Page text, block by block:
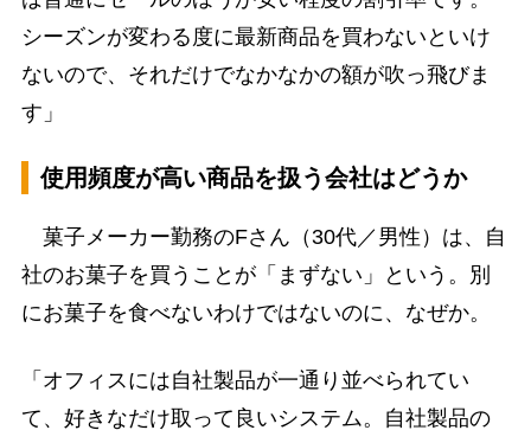
シーズンが変わる度に最新商品を買わないといけ
ないので、それだけでなかなかの額が吹っ飛びま
す」
使用頻度が高い商品を扱う会社はどうか
菓子メーカー勤務のFさん（30代／男性）は、自
社のお菓子を買うことが「まずない」という。別
にお菓子を食べないわけではないのに、なぜか。
「オフィスには自社製品が一通り並べられてい
て、好きなだけ取って良いシステム。自社製品の